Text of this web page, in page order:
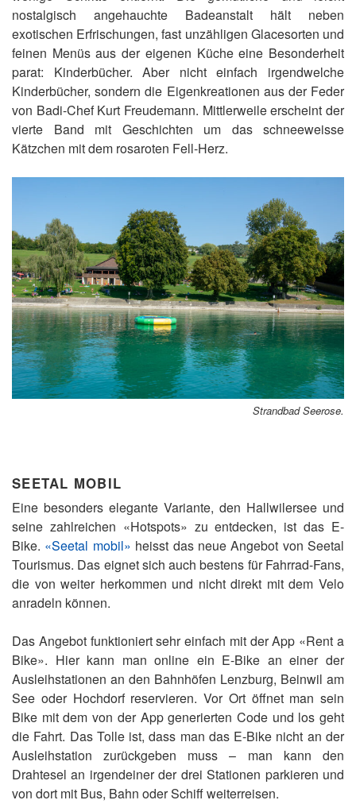
nostalgisch angehauchte Badeanstalt hält neben
exotischen Erfrischungen, fast unzähligen Glacesorten und
feinen Menüs aus der eigenen Küche eine Besonderheit
parat: Kinderbücher. Aber nicht einfach irgendwelche
Kinderbücher, sondern die Eigenkreationen aus der Feder
von Badi-Chef Kurt Freudemann. Mittlerweile erscheint der
vierte Band mit Geschichten um das schneeweisse
Kätzchen mit dem rosaroten Fell-Herz.
Strandbad Seerose.
SEETAL MOBIL
Eine besonders elegante Variante, den Hallwilersee und
seine zahlreichen «Hotspots» zu entdecken, ist das E-
Bike. «Seetal mobil» heisst das neue Angebot von Seetal
Tourismus. Das eignet sich auch bestens für Fahrrad-Fans,
die von weiter herkommen und nicht direkt mit dem Velo
anradeln können.
Das Angebot funktioniert sehr einfach mit der App «Rent a
Bike». Hier kann man online ein E-Bike an einer der
Ausleihstationen an den Bahnhöfen Lenzburg, Beinwil am
See oder Hochdorf reservieren. Vor Ort öffnet man sein
Bike mit dem von der App generierten Code und los geht
die Fahrt. Das Tolle ist, dass man das E-Bike nicht an der
Ausleihstation zurückgeben muss – man kann den
Drahtesel an irgendeiner der drei Stationen parkieren und
von dort mit Bus, Bahn oder Schiff weiterreisen.